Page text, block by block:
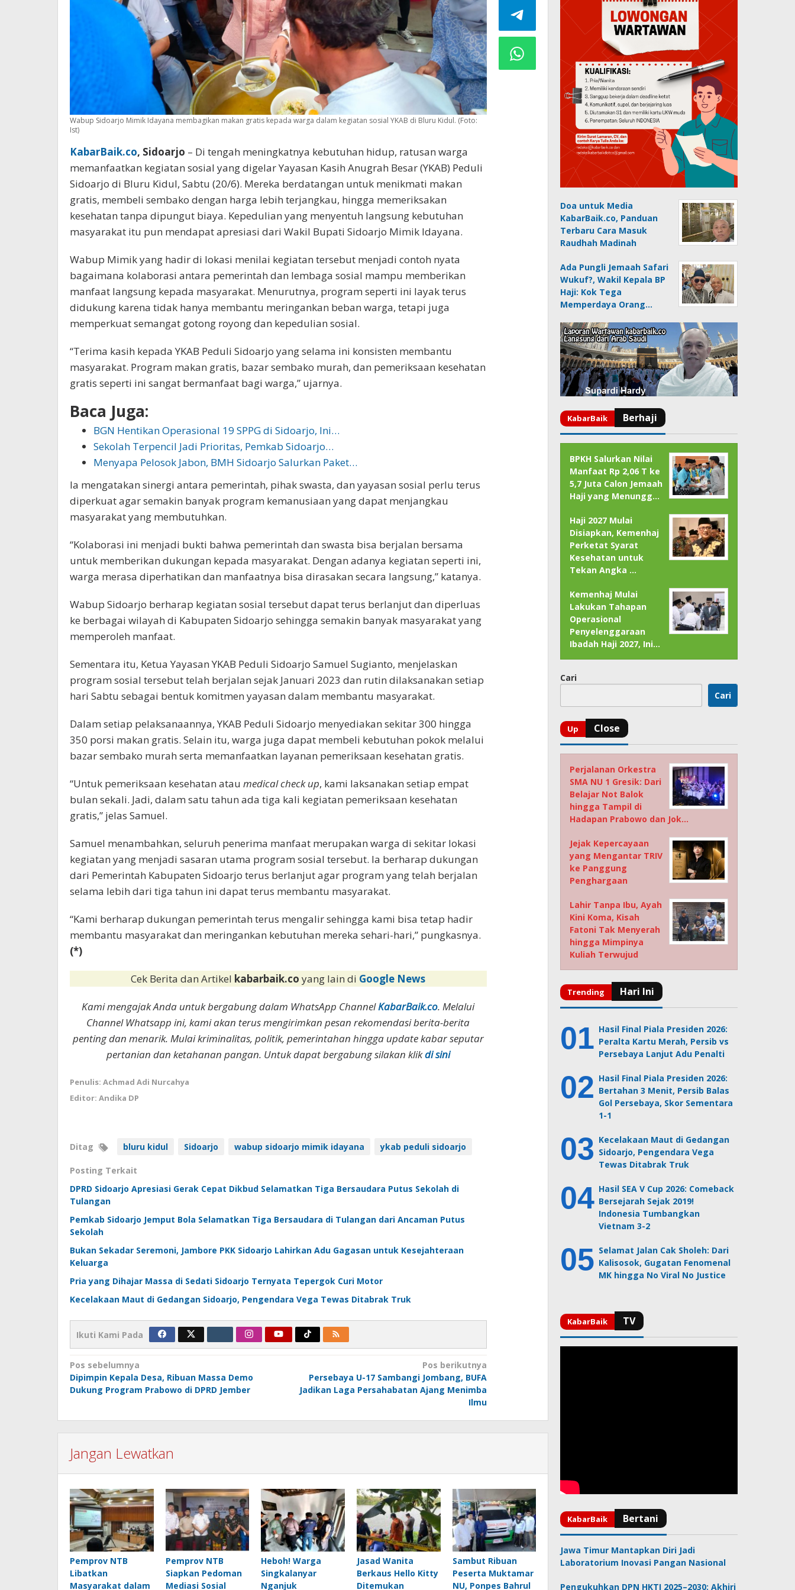
Wabup Sidoarjo Mimik Idayana membagikan makan gratis kepada warga dalam kegiatan sosial YKAB di Bluru Kidul. (Foto:
Ist)
KabarBaik.co, Sidoarjo – Di tengah meningkatnya kebutuhan hidup, ratusan warga
memanfaatkan kegiatan sosial yang digelar Yayasan Kasih Anugrah Besar (YKAB) Peduli
Sidoarjo di Bluru Kidul, Sabtu (20/6). Mereka berdatangan untuk menikmati makan
gratis, membeli sembako dengan harga lebih terjangkau, hingga memeriksakan
kesehatan tanpa dipungut biaya. Kepedulian yang menyentuh langsung kebutuhan
masyarakat itu pun mendapat apresiasi dari Wakil Bupati Sidoarjo Mimik Idayana.
Wabup Mimik yang hadir di lokasi menilai kegiatan tersebut menjadi contoh nyata
bagaimana kolaborasi antara pemerintah dan lembaga sosial mampu memberikan
manfaat langsung kepada masyarakat. Menurutnya, program seperti ini layak terus
didukung karena tidak hanya membantu meringankan beban warga, tetapi juga
memperkuat semangat gotong royong dan kepedulian sosial.
“Terima kasih kepada YKAB Peduli Sidoarjo yang selama ini konsisten membantu
masyarakat. Program makan gratis, bazar sembako murah, dan pemeriksaan kesehatan
gratis seperti ini sangat bermanfaat bagi warga,” ujarnya.
Baca Juga:
BGN Hentikan Operasional 19 SPPG di Sidoarjo, Ini…
Sekolah Terpencil Jadi Prioritas, Pemkab Sidoarjo…
Menyapa Pelosok Jabon, BMH Sidoarjo Salurkan Paket…
Ia mengatakan sinergi antara pemerintah, pihak swasta, dan yayasan sosial perlu terus
diperkuat agar semakin banyak program kemanusiaan yang dapat menjangkau
masyarakat yang membutuhkan.
“Kolaborasi ini menjadi bukti bahwa pemerintah dan swasta bisa berjalan bersama
untuk memberikan dukungan kepada masyarakat. Dengan adanya kegiatan seperti ini,
warga merasa diperhatikan dan manfaatnya bisa dirasakan secara langsung,” katanya.
Wabup Sidoarjo berharap kegiatan sosial tersebut dapat terus berlanjut dan diperluas
ke berbagai wilayah di Kabupaten Sidoarjo sehingga semakin banyak masyarakat yang
memperoleh manfaat.
Sementara itu, Ketua Yayasan YKAB Peduli Sidoarjo Samuel Sugianto, menjelaskan
program sosial tersebut telah berjalan sejak Januari 2023 dan rutin dilaksanakan setiap
hari Sabtu sebagai bentuk komitmen yayasan dalam membantu masyarakat.
Dalam setiap pelaksanaannya, YKAB Peduli Sidoarjo menyediakan sekitar 300 hingga
350 porsi makan gratis. Selain itu, warga juga dapat membeli kebutuhan pokok melalui
bazar sembako murah serta memanfaatkan layanan pemeriksaan kesehatan gratis.
“Untuk pemeriksaan kesehatan atau medical check up, kami laksanakan setiap empat
bulan sekali. Jadi, dalam satu tahun ada tiga kali kegiatan pemeriksaan kesehatan
gratis,” jelas Samuel.
Samuel menambahkan, seluruh penerima manfaat merupakan warga di sekitar lokasi
kegiatan yang menjadi sasaran utama program sosial tersebut. Ia berharap dukungan
dari Pemerintah Kabupaten Sidoarjo terus berlanjut agar program yang telah berjalan
selama lebih dari tiga tahun ini dapat terus membantu masyarakat.
“Kami berharap dukungan pemerintah terus mengalir sehingga kami bisa tetap hadir
membantu masyarakat dan meringankan kebutuhan mereka sehari-hari,” pungkasnya.
(*)
Cek Berita dan Artikel kabarbaik.coyang lain di Google News
Kami mengajak Anda untuk bergabung dalam WhatsApp ChannelKabarBaik.co. Melalui
Channel Whatsapp ini, kami akan terus mengirimkan pesan rekomendasi berita-berita
penting dan menarik. Mulai kriminalitas, politik, pemerintahan hingga update kabar seputar
pertanian dan ketahanan pangan. Untuk dapat bergabung silakan klikdi sini
Penulis: Achmad Adi Nurcahya
Editor: Andika DP
Ditag bluru kidul Sidoarjo wabup sidoarjo mimik idayana ykab peduli sidoarjo
Posting Terkait
DPRD Sidoarjo Apresiasi Gerak Cepat Dikbud Selamatkan Tiga Bersaudara Putus Sekolah di
Tulangan
Pemkab Sidoarjo Jemput Bola Selamatkan Tiga Bersaudara di Tulangan dari Ancaman Putus
Sekolah
Bukan Sekadar Seremoni, Jambore PKK Sidoarjo Lahirkan Adu Gagasan untuk Kesejahteraan
Keluarga
Pria yang Dihajar Massa di Sedati Sidoarjo Ternyata Tepergok Curi Motor
Kecelakaan Maut di Gedangan Sidoarjo, Pengendara Vega Tewas Ditabrak Truk
Ikuti Kami Pada
Navigasi
pos
Pos sebelumnya
Dipimpin Kepala Desa, Ribuan Massa Demo
Dukung Program Prabowo di DPRD Jember
Pos berikutnya
Persebaya U-17 Sambangi Jombang, BUFA
Jadikan Laga Persahabatan Ajang Menimba
Ilmu
Jangan Lewatkan
Pemprov NTB
Libatkan
Masyarakat dalam
Pemprov NTB
Siapkan Pedoman
Mediasi Sosial
Heboh! Warga
Singkalanyar
Nganjuk
Jasad Wanita
Berkaus Hello Kitty
Ditemukan
Sambut Ribuan
Peserta Muktamar
NU, Ponpes Bahrul
Doa untuk Media
KabarBaik.co, Panduan
Terbaru Cara Masuk
Raudhah Madinah
Ada Pungli Jemaah Safari
Wukuf?, Wakil Kepala BP
Haji: Kok Tega
Memperdaya Orang…
BPKH Salurkan Nilai
Manfaat Rp 2,06 T ke
5,7 Juta Calon Jemaah
Haji yang Menungg…
Haji 2027 Mulai
Disiapkan, Kemenhaj
Perketat Syarat
Kesehatan untuk
Tekan Angka …
Kemenhaj Mulai
Lakukan Tahapan
Operasional
Penyelenggaraan
Ibadah Haji 2027, Ini…
Cari
Cari
Perjalanan Orkestra
SMA NU 1 Gresik: Dari
Belajar Not Balok
hingga Tampil di
Hadapan Prabowo dan Jok…
Jejak Kepercayaan
yang Mengantar TRIV
ke Panggung
Penghargaan
Lahir Tanpa Ibu, Ayah
Kini Koma, Kisah
Fatoni Tak Menyerah
hingga Mimpinya
Kuliah Terwujud
Hasil Final Piala Presiden 2026:
Peralta Kartu Merah, Persib vs
Persebaya Lanjut Adu Penalti
Hasil Final Piala Presiden 2026:
Bertahan 3 Menit, Persib Balas
Gol Persebaya, Skor Sementara
1-1
Kecelakaan Maut di Gedangan
Sidoarjo, Pengendara Vega
Tewas Ditabrak Truk
Hasil SEA V Cup 2026: Comeback
Bersejarah Sejak 2019!
Indonesia Tumbangkan
Vietnam 3-2
Selamat Jalan Cak Sholeh: Dari
Kalisosok, Gugatan Fenomenal
MK hingga No Viral No Justice
Jawa Timur Mantapkan Diri Jadi
Laboratorium Inovasi Pangan Nasional
Pengukuhkan DPN HKTI 2025–2030: Akhiri